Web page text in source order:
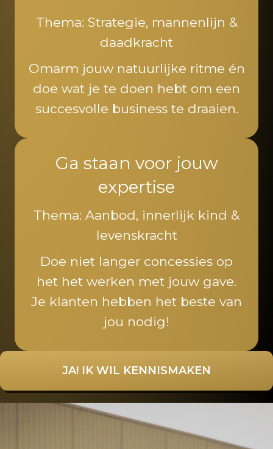
Thema: Strategie, mannenlijn &
daadkracht
Omarm jouw natuurlijke ritme én
doe wat je te doen hebt om een
succesvolle business te draaien.
Ga staan voor jouw
expertise
Thema: Aanbod, innerlijk kind &
levenskracht
Doe niet langer concessies op
het het werken met jouw gave.
Je klanten hebben het beste van
jou nodig!
JA! IK WIL KENNISMAKEN